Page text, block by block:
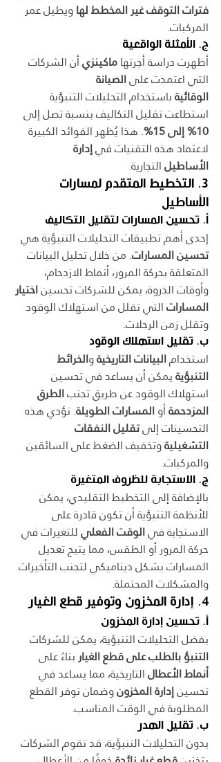
فترات التوقف غير المخطط لها ويطيل عمر
المركبات.
ج. الأمثلة الواقعية
أظهرت دراسة أجرتها ماكينزي أن الشركات
التي اعتمدت على الصيانة
الوقائية باستخدام التحليلات التنبؤية
استطاعت تقليل التكاليف بنسبة تصل إلى
10% إلى 15%
. هذا يُظهر الفوائد الكبيرة
لاعتماد هذه التقنيات في إدارة
الأساطيل التجارية.
3. التخطيط المتقدم لمسارات
الأساطيل
أ. تحسين المسارات لتقليل التكاليف
إحدى أهم تطبيقات التحليلات التنبؤية هي
تحسين المسارات. من خلال تحليل البيانات
المتعلقة بحركة المرور، أنماط الازدحام،
وأوقات الذروة، يمكن للشركات تحسين اختيار
المسارات التي تقلل من استهلاك الوقود
وتقلل زمن الرحلات.
ب. تقليل استهلاك الوقود
استخدام البيانات التاريخية والخرائط
التنبؤية يمكن أن يساعد في تحسين
استهلاك الوقود عن طريق تجنب الطرق
المزدحمة أو المسارات الطويلة. تؤدي هذه
التحسينات إلى تقليل النفقات
التشغيلية وتخفيف الضغط على السائقين
والمركبات.
ج. الاستجابة للظروف المتغيرة
بالإضافة إلى التخطيط التقليدي، يمكن
للأنظمة التنبؤية أن تكون قادرة على
الاستجابة في الوقت الفعلي للتغيرات في
حركة المرور أو الطقس، مما يتيح تعديل
المسارات بشكل ديناميكي لتجنب التأخيرات
والمشكلات المحتملة.
4. إدارة المخزون وتوفير قطع الغيار
أ. تحسين إدارة المخزون
بفضل التحليلات التنبؤية، يمكن للشركات
التنبؤ بالطلب على قطع الغيار بناءً على
أنماط الأعطال التاريخية، مما يساعد في
تحسين إدارة المخزون وضمان توفر القطع
المطلوبة في الوقت المناسب.
ب. تقليل الهدر
بدون التحليلات التنبؤية، قد تقوم الشركات